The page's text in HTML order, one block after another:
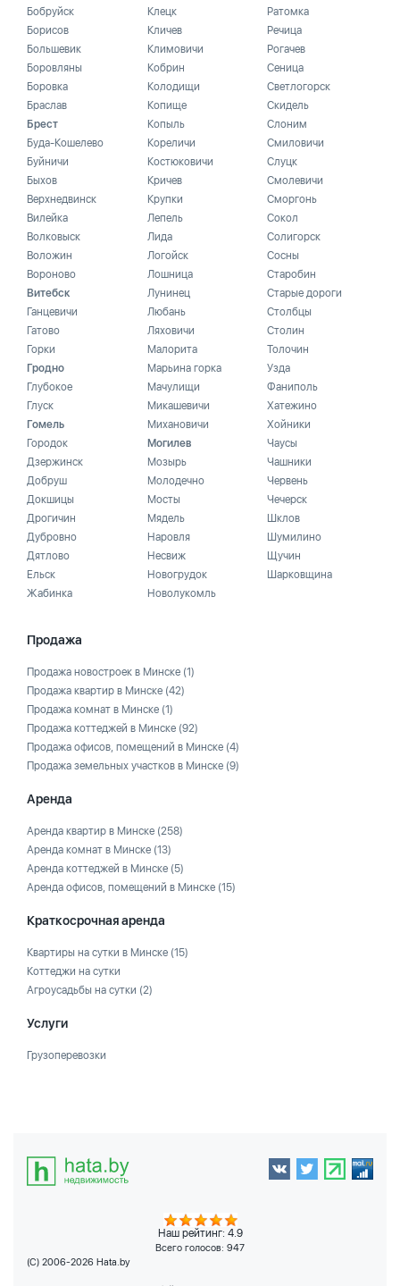
Бобруйск
Борисов
Большевик
Боровляны
Боровка
Браслав
Брест
Буда-Кошелево
Буйничи
Быхов
Верхнедвинск
Вилейка
Волковыск
Воложин
Вороново
Витебск
Ганцевичи
Гатово
Горки
Гродно
Глубокое
Глуск
Гомель
Городок
Дзержинск
Добруш
Докшицы
Дрогичин
Дубровно
Дятлово
Ельск
Жабинка
Клецк
Кличев
Климовичи
Кобрин
Колодищи
Копище
Копыль
Кореличи
Костюковичи
Кричев
Крупки
Лепель
Лида
Логойск
Лошница
Лунинец
Любань
Ляховичи
Малорита
Марьина горка
Мачулищи
Микашевичи
Михановичи
Могилев
Мозырь
Молодечно
Мосты
Мядель
Наровля
Несвиж
Новогрудок
Новолукомль
Ратомка
Речица
Рогачев
Сеница
Светлогорск
Скидель
Слоним
Смиловичи
Слуцк
Смолевичи
Сморгонь
Сокол
Солигорск
Сосны
Старобин
Старые дороги
Столбцы
Столин
Толочин
Узда
Фаниполь
Хатежино
Хойники
Чаусы
Чашники
Червень
Чечерск
Шклов
Шумилино
Щучин
Шарковщина
Продажа
Продажа новостроек в Минске (1)
Продажа квартир в Минске (42)
Продажа комнат в Минске (1)
Продажа коттеджей в Минске (92)
Продажа офисов, помещений в Минске (4)
Продажа земельных участков в Минске (9)
Аренда
Аренда квартир в Минске (258)
Аренда комнат в Минске (13)
Аренда коттеджей в Минске (5)
Аренда офисов, помещений в Минске (15)
Краткосрочная аренда
Квартиры на сутки в Минске (15)
Коттеджи на сутки
Агроусадьбы на сутки (2)
Услуги
Грузоперевозки
Наш рейтинг: 4.9
Всего голосов: 947
(C) 2006-2026 Hata.by